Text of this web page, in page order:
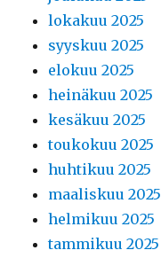
lokakuu 2025
syyskuu 2025
elokuu 2025
heinäkuu 2025
kesäkuu 2025
toukokuu 2025
huhtikuu 2025
maaliskuu 2025
helmikuu 2025
tammikuu 2025